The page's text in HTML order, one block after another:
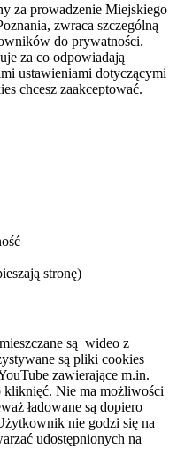
za prowadzenie Miejskiego
zwraca szczególną
do prywatności.
za co odpowiadają
ustawieniami dotyczącymi
chcesz zaakceptować.
stronę)
są wideo z
są pliki cookies
zawierające m.in.
kliknięć. Nie ma możliwości
ładowane są dopiero
nie godzi się na
udostępnionych na